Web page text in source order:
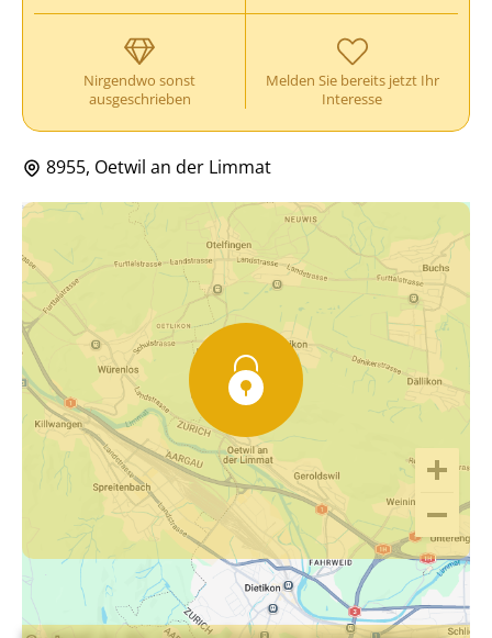
Nirgendwo sonst
ausgeschrieben
Melden Sie bereits jetzt Ihr
Interesse
8955, Oetwil an der Limmat